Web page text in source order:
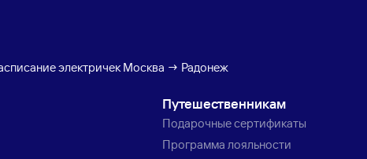
электричек Москва → Радонеж
Путешественникам
Подарочные сертификаты
Программа лояльности